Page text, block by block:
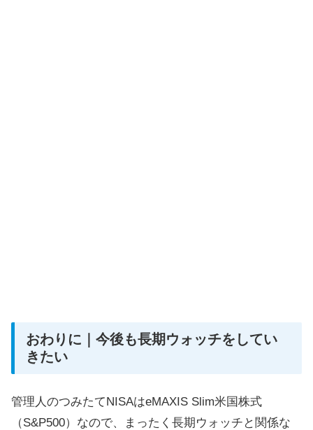
おわりに｜今後も長期ウォッチをしてい
きたい
管理人のつみたてNISAはeMAXIS Slim米国株式
（S&P500）なので、まったく長期ウォッチと関係な